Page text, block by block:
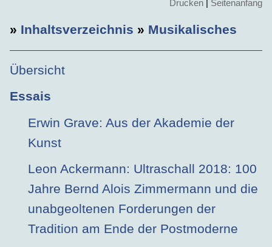
Drucken | Seitenanfang
» Inhaltsverzeichnis » Musikalisches
Übersicht
Essais
Erwin Grave: Aus der Akademie der
Kunst
Leon Ackermann: Ultraschall 2018: 100
Jahre Bernd Alois Zimmermann und die
unabgeoltenen Forderungen der
Tradition am Ende der Postmoderne